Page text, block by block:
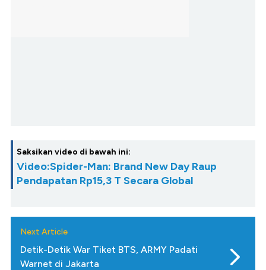
Saksikan video di bawah ini:
Video:Spider-Man: Brand New Day Raup
Pendapatan Rp15,3 T Secara Global
Next Article
Detik-Detik War Tiket BTS, ARMY Padati
Warnet di Jakarta